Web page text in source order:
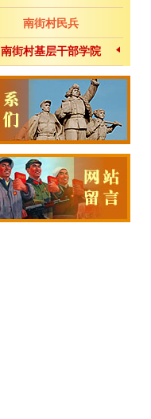
南街村民兵
南街村基层干部学院